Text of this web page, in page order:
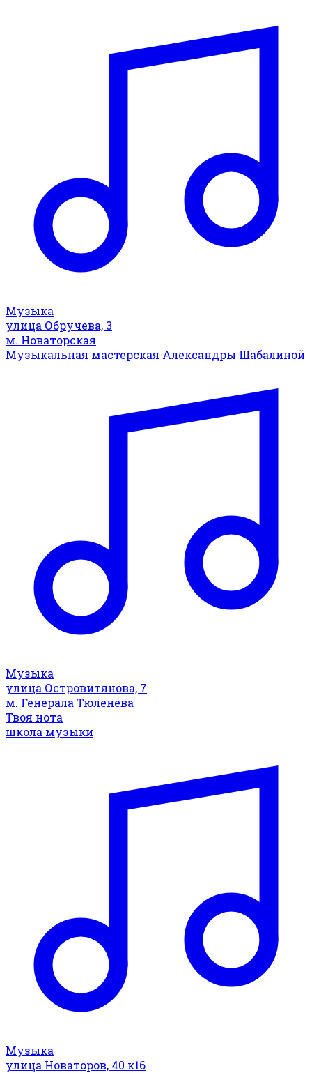
Музыка
улица Обручева, 3
м. Новаторская
Музыкальная мастерская Александры Шабалиной
Музыка
улица Островитянова, 7
м. Генерала Тюленева
Твоя нота
школа музыки
Музыка
улица Новаторов, 40 к16